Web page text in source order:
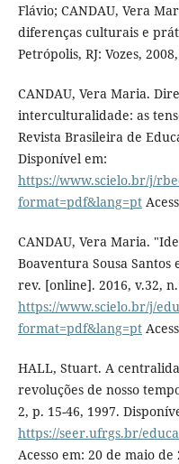
Flávio; CANDAU, Vera
diferenças culturais e
Petrópolis, RJ: Vozes,
CANDAU, Vera Maria.
interculturalidade: as
Revista Brasileira de
Disponível em:
https://www.scielo.br/j/
format=pdf&lang=pt
CANDAU, Vera Maria.
Boaventura Sousa
rev. [online]. 2016, v.32,
https://www.scielo.br/j/
format=pdf&lang=pt
HALL, Stuart. A
revoluções de nosso
2, p. 15-46, 1997.
https://seer.ufrgs.br/
Acesso em: 20 de maio de